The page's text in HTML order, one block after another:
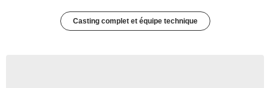
Casting complet et équipe technique